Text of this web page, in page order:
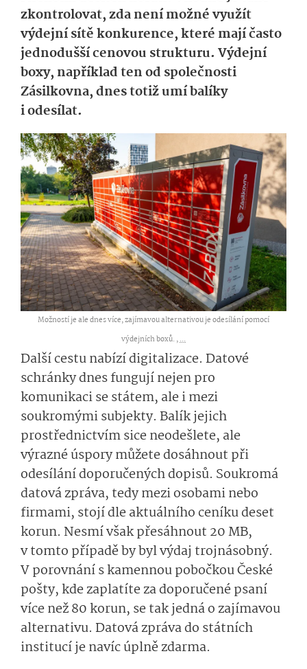
zkontrolovat, zda není možné využít
výdejní sítě konkurence, které mají často
jednodušší cenovou strukturu. Výdejní
boxy, například ten od společnosti
Zásilkovna, dnes totiž umí balíky
i odesílat.
Možností je ale dnes více, zajímavou alternativou je odesílání pomocí
výdejních boxů. ,...
Další cestu nabízí digitalizace. Datové
schránky dnes fungují nejen pro
komunikaci se státem, ale i mezi
soukromými subjekty. Balík jejich
prostřednictvím sice neodešlete, ale
výrazné úspory můžete dosáhnout při
odesílání doporučených dopisů. Soukromá
datová zpráva, tedy mezi osobami nebo
firmami, stojí dle aktuálního ceníku deset
korun. Nesmí však přesáhnout 20 MB,
v tomto případě by byl výdaj trojnásobný.
V porovnání s kamennou pobočkou České
pošty, kde zaplatíte za doporučené psaní
více než 80 korun, se tak jedná o zajímavou
alternativu. Datová zpráva do státních
institucí je navíc úplně zdarma.